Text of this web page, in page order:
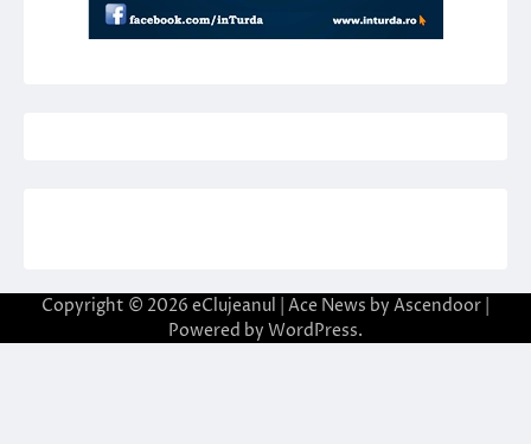
Copyright © 2026 eClujeanul | Ace News by Ascendoor
Powered by WordPress.